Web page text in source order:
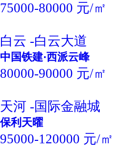
75000-80000 元/㎡
白云 -白云大道
中国铁建·西派云峰
80000-90000 元/㎡
天河 -国际金融城
保利天曜
95000-120000 元/㎡